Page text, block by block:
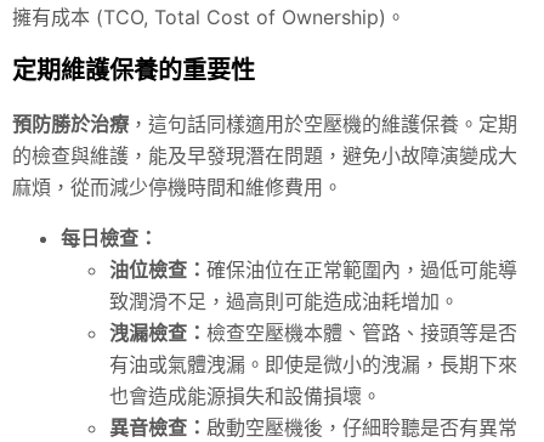
擁有成本 (TCO, Total Cost of Ownership)。
定期維護保養的重要性
預防勝於治療 ，這句話同樣適用於空壓機的維護保養。定期
的檢查與維護，能及早發現潛在問題，避免小故障演變成大
麻煩，從而減少停機時間和維修費用。
每日檢查：
油位檢查： 確保油位在正常範圍內，過低可能導
致潤滑不足，過高則可能造成油耗增加。
洩漏檢查： 檢查空壓機本體、管路、接頭等是否
有油或氣體洩漏。即使是微小的洩漏，長期下來
也會造成能源損失和設備損壞。
異音檢查： 啟動空壓機後，仔細聆聽是否有異常